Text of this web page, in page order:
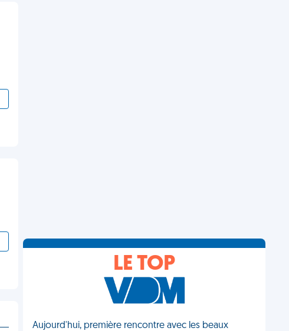
LE TOP
Aujourd'hui, première rencontre avec les beaux